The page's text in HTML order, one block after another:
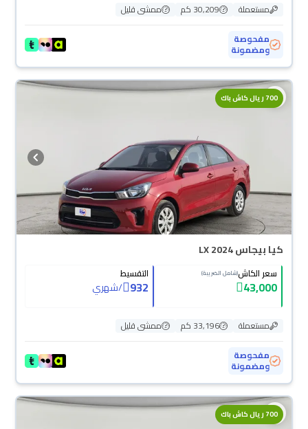
مستعملة 30,209 كم
ممشى قليل
مفحوصة
ومضمونة
700 ريال كاش باك
كيا بيجاس LX 2024
سعر الكاش(شامل الضريبة)
43,000
التقسيط
932
/شهري
مستعملة 33,196 كم
ممشى قليل
مفحوصة
ومضمونة
700 ريال كاش باك